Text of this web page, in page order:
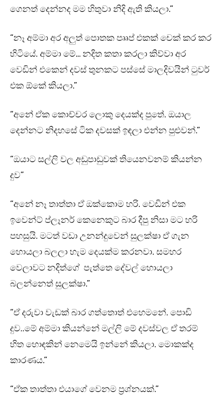
ගෙනත් දෙන්නද මම හිතුවා නිදි ඇති කියලා.”
“නෑ අම්මා අර අලුත් පොතක පෲප් එකක් චෙක් කර කර
හිටියේ. අම්මා මේ… නදිත කතා කරලා කිව්වා අර
වෙඩින් එකෙන් දවස් තුනකට පස්සේ මාලදිවයින් ටුවර්
එක ඕකේ කියලා.”
“අනේ ඒක කොච්චර ලොකු දෙයක්ද පුතේ. ඔයාල
දෙන්නට නිදහසේ ටික දවසක් ඉඳලා එන්න පුළුවන්.”
“ඔයාට සල්ලි වල අඩුපාඩුවක් තියෙනවනම් කියන්න
දුව”
“අනේ නෑ තාත්තා ඒ ඔක්කොම හරි. වෙඩින් එක
ඉවෙන්ට් ප්ලෑනර් කෙනෙකුට බාර දීපු නිසා මට හරි
පහසුයි. මටත් වඩා උනන්දුවෙන් සුලක්ෂා ඒ ගැන
හොයලා බලලා හැම දෙයක්ම කරනවා. සමහර
වෙලාවට නදිත්ගේ පැත්තෙ දේවල් හොයලා
බලන්නෙත් සුලක්ෂා.”
“ඒ දරුවා වැඩක් බාර ගත්තොත් එහෙමනේ. පොඩි
දුව..මේ අම්මා කියන්නේ මල්ලි මේ දවස්වල ඒ තරම්
හිත හොඳකින් නෙමෙයි ඉන්නේ කියලා. මොකක්ද
කාරණය.”
“ඒක තාත්තා එයාගේ වෙනම ප්‍රශ්නයක්.”